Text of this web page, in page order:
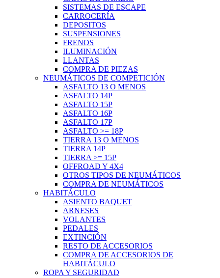
SISTEMAS DE ESCAPE
CARROCERÍA
DEPOSITOS
SUSPENSIONES
FRENOS
ILUMINACIÓN
LLANTAS
COMPRA DE PIEZAS
NEUMÁTICOS DE COMPETICIÓN
ASFALTO 13 O MENOS
ASFALTO 14P
ASFALTO 15P
ASFALTO 16P
ASFALTO 17P
ASFALTO >= 18P
TIERRA 13 O MENOS
TIERRA 14P
TIERRA >= 15P
OFFROAD Y 4X4
OTROS TIPOS DE NEUMÁTICOS
COMPRA DE NEUMÁTICOS
HABITÁCULO
ASIENTO BAQUET
ARNESES
VOLANTES
PEDALES
EXTINCIÓN
RESTO DE ACCESORIOS
COMPRA DE ACCESORIOS DE
HABITÁCULO
ROPA Y SEGURIDAD